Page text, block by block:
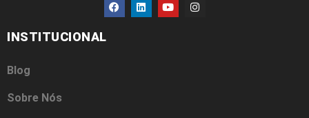
INSTITUCIONAL
Blog
Sobre Nós